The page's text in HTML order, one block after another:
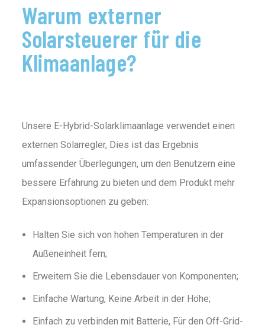
Warum externer
Solarsteuerer für die
Klimaanlage?
Unsere E-Hybrid-Solarklimaanlage verwendet einen
externen Solarregler, Dies ist das Ergebnis
umfassender Überlegungen, um den Benutzern eine
bessere Erfahrung zu bieten und dem Produkt mehr
Expansionsoptionen zu geben:
Halten Sie sich von hohen Temperaturen in der
Außeneinheit fern;
Erweitern Sie die Lebensdauer von Komponenten;
Einfache Wartung, Keine Arbeit in der Höhe;
Einfach zu verbinden mit Batterie, Für den Off-Grid-